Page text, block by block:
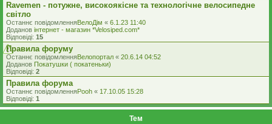
Ravemen - потужне, високоякісне та технологічне велосипедне
світло
Останнє повідомленняВелоДім « 6.1.23 11:40
Доданов iнтернет - магазин *Velosiped.com*
Відповіді: 15
Правила форуму
Останнє повідомленняВелопортал « 20.6.14 04:52
Доданов Покатушки ( покатеньки)
Відповіді: 2
Правила форума
Останнє повідомленняPooh « 17.10.05 15:28
Відповіді: 1
Тем